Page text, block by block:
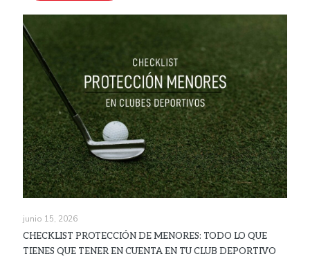
junio 15, 2026
CHECKLIST PROTECCIÓN DE MENORES: TODO LO QUE
TIENES QUE TENER EN CUENTA EN TU CLUB DEPORTIVO